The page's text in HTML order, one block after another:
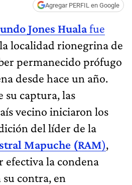
Agregar PERFIL en Google
Jones Hualafue
localidad rionegrina de
permanecido prófugo
desde hace un año.
su captura, las
vecino iniciaron los
del líder de la
Mapuche (RAM),
efectiva la condena
contra, en